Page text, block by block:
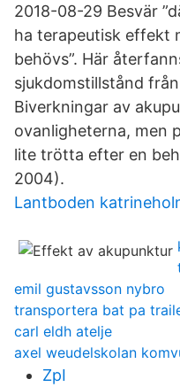
2018-08-29 Besvär
ha terapeutisk effekt
behövs”. Här
sjukdomstillstånd
Biverkningar av
ovanligheterna, men
lite trötta efter en
2004).
Lantboden
emil gustavsson nybro
transportera bat pa
carl eldh atelje
axel weudelskolan
ZpI